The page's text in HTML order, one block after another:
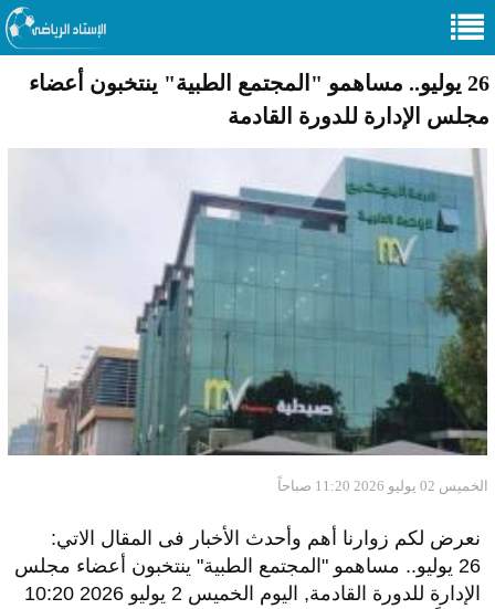
26 يوليو.. مساهمو "المجتمع الطبية" ينتخبون أعضاء
مجلس الإدارة للدورة القادمة
الخميس 02 يوليو 2026 11:20 صباحاً
نعرض لكم زوارنا أهم وأحدث الأخبار فى المقال الاتي:
26 يوليو.. مساهمو "المجتمع الطبية" ينتخبون أعضاء مجلس
الإدارة للدورة القادمة, اليوم الخميس 2 يوليو 2026 10:20